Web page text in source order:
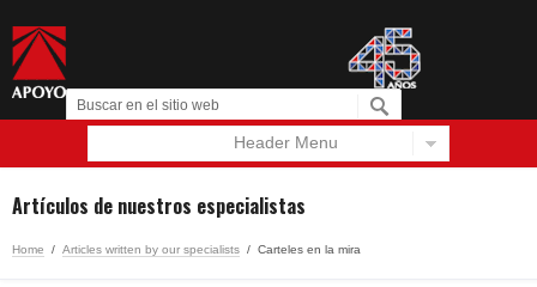
Header Menu
Artículos de nuestros especialistas
Home / Articles written by our specialists / Carteles en la mira